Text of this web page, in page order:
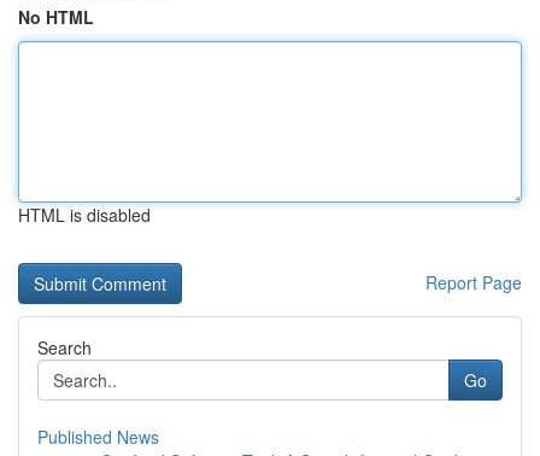
No HTML
HTML is disabled
Report Page
Search
Go
Published News